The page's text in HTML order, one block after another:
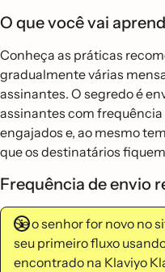
O que você vai
Conheça as práticas
gradualmente várias
assinantes. O segredo é
assinantes com
engajados e, ao mesmo
que os destinatários
Frequência de envio
Se o senhor for novo no
seu primeiro fluxo
encontrado na Klaviyo